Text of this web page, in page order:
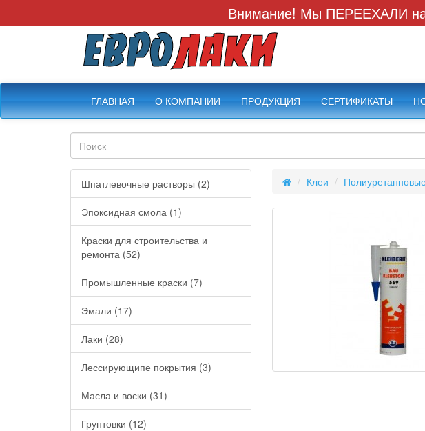
Внимание! Мы ПЕРЕЕХАЛИ на
ГЛАВНАЯ О КОМПАНИИ ПРОДУКЦИЯ СЕРТИФИКАТЫ
Шпатлевочные растворы (2)
Эпоксидная смола (1)
Краски для строительства и
ремонта (52)
Промышленные краски (7)
Эмали (17)
Лаки (28)
Лессирующипе покрытия (3)
Масла и воски (31)
Грунтовки (12)
Клеи